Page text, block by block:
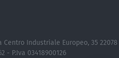
Industriale Europeo, 35 22078
- P.Iva 03418900126